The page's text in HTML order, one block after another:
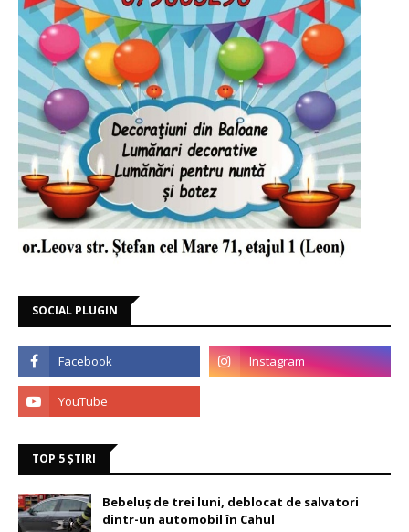
SOCIAL PLUGIN
TOP 5 ȘTIRI
Bebeluș de trei luni, deblocat de salvatori
dintr-un automobil în Cahul